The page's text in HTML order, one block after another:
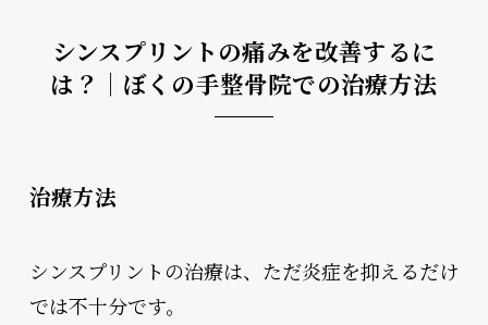
シンスプリントの痛みを改善するに
は？｜ぼくの手整骨院での治療方法
治療方法
シンスプリントの治療は、ただ炎症を抑えるだけ
では不十分です。